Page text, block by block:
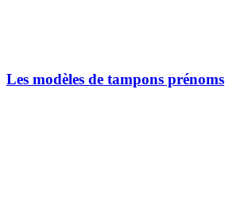
Les modèles de tampons prénoms